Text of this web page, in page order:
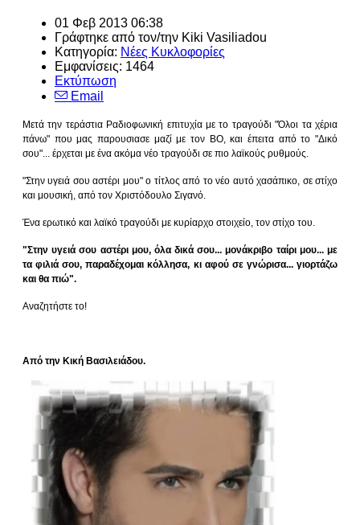
01 Φεβ 2013 06:38
Γράφτηκε από τον/την Kiki Vasiliadou
Κατηγορία: Νέες Κυκλοφορίες
Εμφανίσεις: 1464
Εκτύπωση
Email
Μετά την τεράστια Ραδιοφωνική επιτυχία με το τραγούδι "Όλοι τα χέρια
πάνω" που μας παρουσιασε μαζί με τον ΒΟ, και έπειτα από το "Δικό
σου"... έρχεται με ένα ακόμα νέο τραγούδι σε πιο λαϊκούς ρυθμούς.
"Στην υγειά σου αστέρι μου" ο τίτλος από το νέο αυτό χασάπικο, σε στίχο
και μουσική, από τον Χριστόδουλο Σιγανό.
Ένα ερωτικό και λαϊκό τραγούδι με κυρίαρχο στοιχείο, τον στίχο του.
"Στην υγειά σου αστέρι μου, όλα δικά σου... μονάκριβο ταίρι μου... με
τα φιλιά σου, παραδέχομαι κόλλησα, κι αφού σε γνώρισα... γιορτάζω
και θα πιώ".
Αναζητήστε το!
Από την Κική Βασιλειάδου.